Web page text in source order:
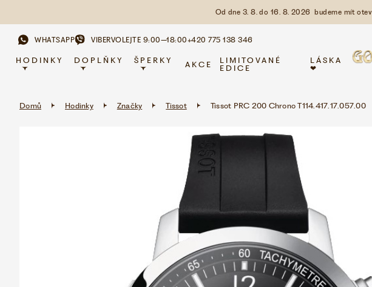
Od dne 3. 8. do 16. 8. 2026 budeme mít
WHATSAPP VIBERVOLEJTE 9:00–18:00+420 775 138 346
HODINKY DOPLŇKY ŠPERKY AKCE
LIMITOVANÉ
EDICE
LÁSKA
❤
Domů Hodinky Značky Tissot Tissot PRC 200 Chrono T114.417.17.057.00